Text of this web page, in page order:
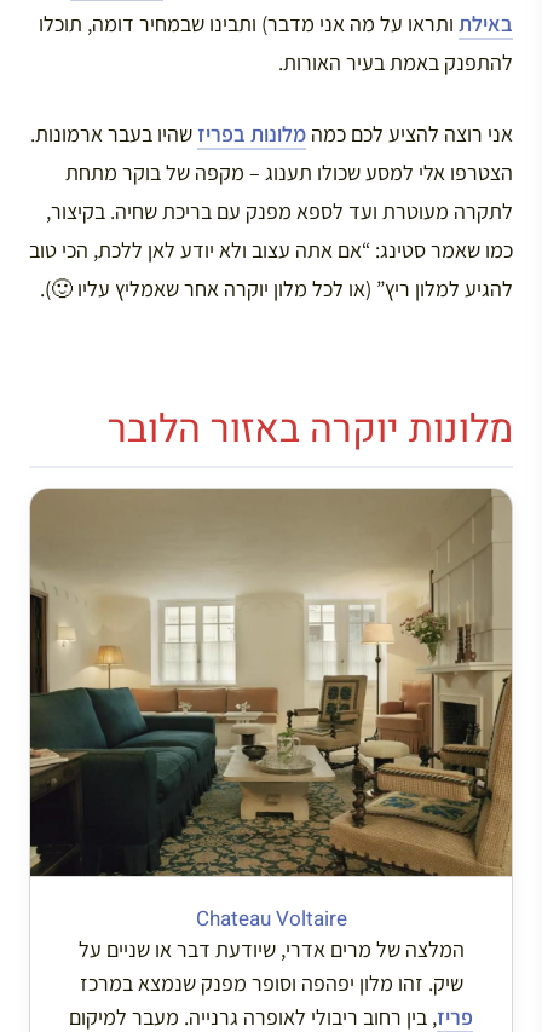
באילת ותראו על מה אני מדבר) ותבינו שבמחיר דומה, תוכלו
להתפנק באמת בעיר האורות.
אני רוצה להציע לכם כמה מלונות בפריזשהיו בעבר ארמונות.
הצטרפו אלי למסע שכולו תענוג – מקפה של בוקר מתחת
לתקרה מעוטרת ועד לספא מפנק עם בריכת שחיה. בקיצור,
כמו שאמר סטינג: “אם אתה עצוב ולא יודע לאן ללכת, הכי טוב
להגיע למלון ריץ” (או לכל מלון יוקרה אחר שאמליץ עליו 🙂).
מלונות יוקרה באזור הלובר
Chateau Voltaire
המלצה של מרים אדרי, שיודעת דבר או שניים על
שיק. זהו מלון יפהפה וסופר מפנק שנמצא במרכז
פריז, בין רחוב ריבולי לאופרה גרנייה. מעבר למיקום